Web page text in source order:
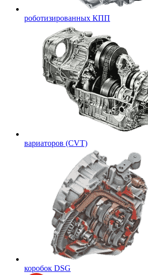
роботизированных КПП
вариаторов (CVT)
коробок DSG